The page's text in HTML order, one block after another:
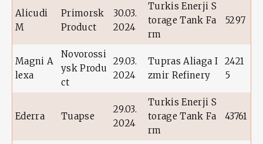
Alicudi
M
Primorsk
Product
30.03.
2024
Turkis Enerji S
torage Tank Fa
rm
5297
Magni A
lexa
Novorossi
ysk Produ
ct
29.03.
2024
Tupras Aliaga I
zmir Refinery
2421
5
Ederra Tuapse
29.03.
2024
Turkis Enerji S
torage Tank Fa
rm
43761